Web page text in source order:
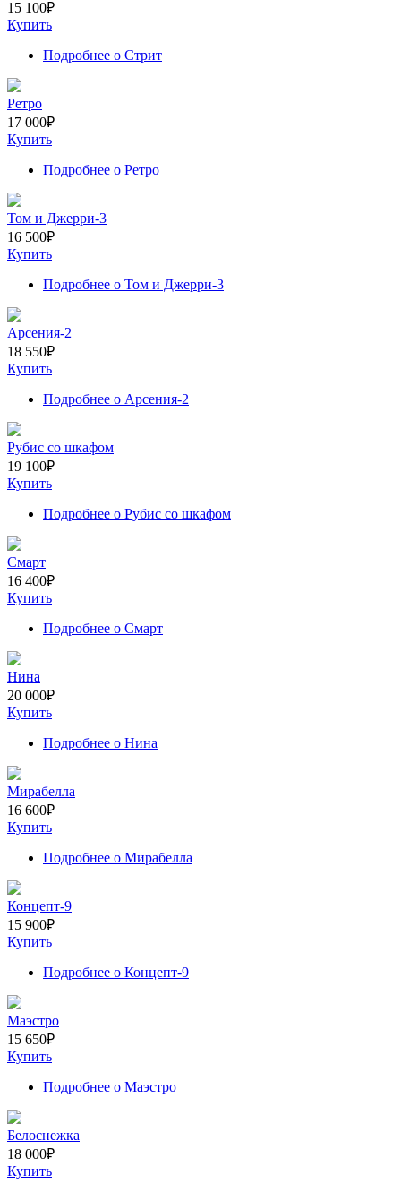
15 100₽
Купить
Подробнее о Стрит
Ретро
17 000₽
Купить
Подробнее о Ретро
Том и Джерри-3
16 500₽
Купить
Подробнее о Том и Джерри-3
Арсения-2
18 550₽
Купить
Подробнее о Арсения-2
Рубис со шкафом
19 100₽
Купить
Подробнее о Рубис со шкафом
Смарт
16 400₽
Купить
Подробнее о Смарт
Нина
20 000₽
Купить
Подробнее о Нина
Мирабелла
16 600₽
Купить
Подробнее о Мирабелла
Концепт-9
15 900₽
Купить
Подробнее о Концепт-9
Маэстро
15 650₽
Купить
Подробнее о Маэстро
Белоснежка
18 000₽
Купить